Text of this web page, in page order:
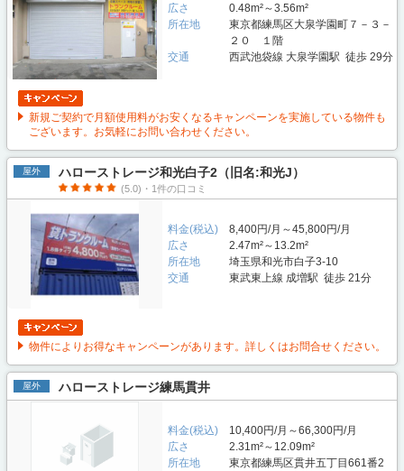
広さ
0.48m²～3.56m²
所在地
東京都練馬区大泉学園町７－３－
２０ １階
交通
西武池袋線 大泉学園駅 徒歩 29分
新規ご契約で月額使用料がお安くなるキャンペーンを実施している物件も
ございます。お気軽にお問い合わせください。
屋外 ハローストレージ和光白子2（旧名:和光J）
(5.0)・1件の口コミ
料金(税込)
8,400円/月～45,800円/月
広さ
2.47m²～13.2m²
所在地
埼玉県和光市白子3-10
交通
東武東上線 成増駅 徒歩 21分
物件によりお得なキャンペーンがあります。詳しくはお問合せください。
屋外 ハローストレージ練馬貫井
料金(税込)
10,400円/月～66,300円/月
広さ
2.31m²～12.09m²
所在地
東京都練馬区貫井五丁目661番2